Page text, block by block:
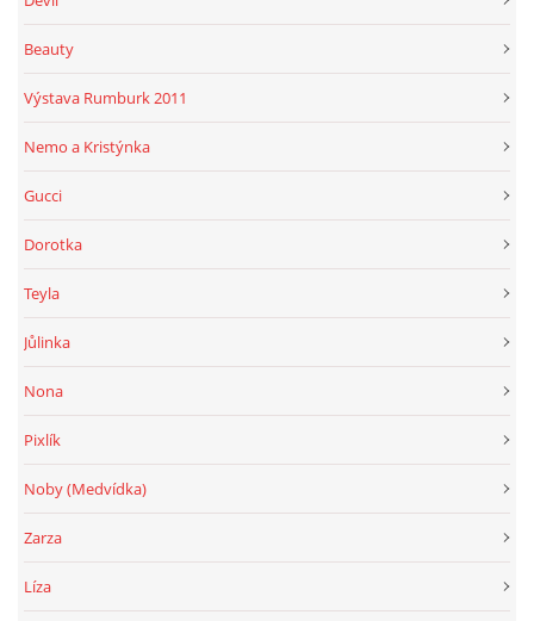
Beauty
Výstava Rumburk 2011
Nemo a Kristýnka
Gucci
Dorotka
Teyla
Jůlinka
Nona
Pixlík
Noby (Medvídka)
Zarza
Líza